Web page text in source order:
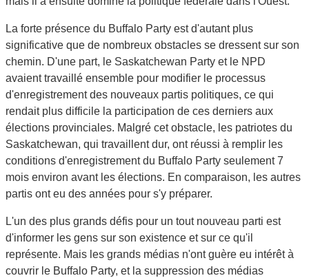
La forte présence du Buffalo Party est d'autant plus
significative que de nombreux obstacles se dressent sur son
chemin. D'une part, le Saskatchewan Party et le NPD
avaient travaillé ensemble pour modifier le processus
d'enregistrement des nouveaux partis politiques, ce qui
rendait plus difficile la participation de ces derniers aux
élections provinciales. Malgré cet obstacle, les patriotes du
Saskatchewan, qui travaillent dur, ont réussi à remplir les
conditions d'enregistrement du Buffalo Party seulement 7
mois environ avant les élections. En comparaison, les autres
partis ont eu des années pour s'y préparer.
L'un des plus grands défis pour un tout nouveau parti est
d'informer les gens sur son existence et sur ce qu'il
représente. Mais les grands médias n'ont guère eu intérêt à
couvrir le Buffalo Party, et la suppression des médias